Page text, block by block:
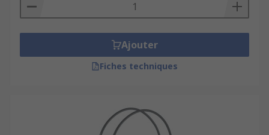
Ajouter
Fiches techniques